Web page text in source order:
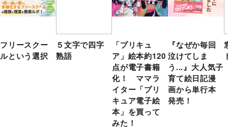
フリースクー
ルという選択
５文字で四字
熟語
「プリキュ
ア」絵本約120
点が電子書籍
化！ ママラ
イター「プリ
キュア電子絵
本」を買って
みた！
『なぜか毎回
泣けてしま
う...』大人気子
育て絵日記漫
画から単行本
発売！